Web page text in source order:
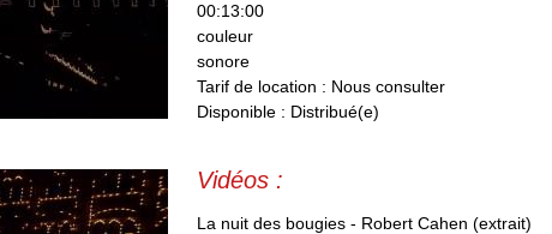
00:13:00
couleur
sonore
Tarif de location : Nous consulter
Disponible : Distribué(e)
Vidéos :
La nuit des bougies - Robert Cahen (extrait)